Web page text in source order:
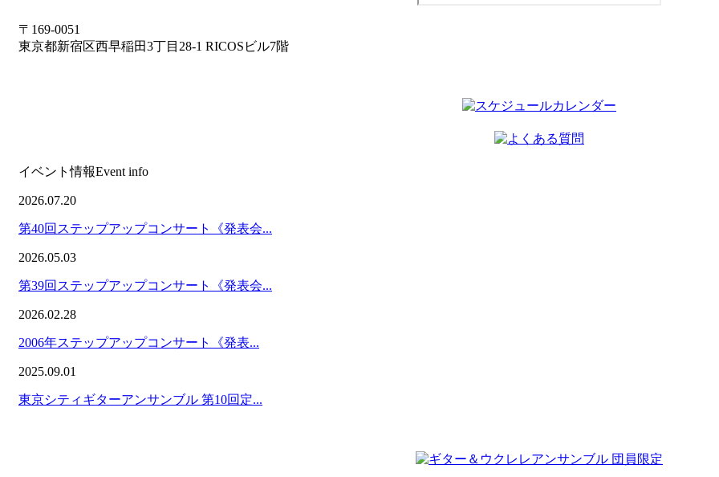
〒169-0051
東京都新宿区西早稲田3丁目28-1 RICOSビル7階
イベント情報Event info
2026.07.20
第40回ステップアップコンサート《発表会...
2026.05.03
第39回ステップアップコンサート《発表会...
2026.02.28
2006年ステップアップコンサート《発表...
2025.09.01
東京シティギターアンサンブル 第10回定...